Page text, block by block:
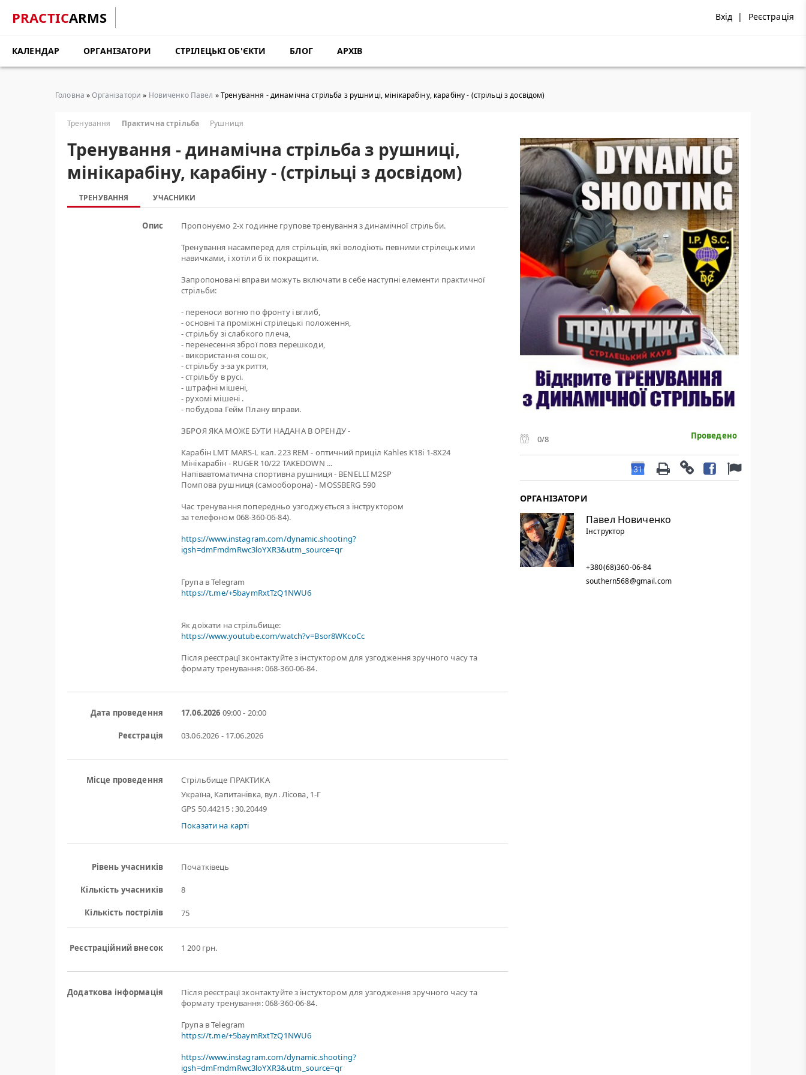
PRACTICARMS Вхід | Реєстрація
КАЛЕНДАР ОРГАНІЗАТОРИ СТРІЛЕЦЬКІ ОБ'ЄКТИ БЛОГ АРХІВ
Головна »Організатори » Новиченко Павел » Тренування - динамічна стрільба з рушниці, мінікарабіну, карабіну - (стрільці з досвідом)
Тренування Практична стрільба Рушниця
Тренування - динамічна стрільба з рушниці,
мінікарабіну, карабіну - (стрільці з досвідом)
ТРЕНУВАННЯ УЧАСНИКИ
Опис
Пропонуємо 2-х годинне групове тренування з динамічної стрільби.
Тренування насамперед для стрільців, які володіють певними стрілецькими
навичками, і хотіли б їх покращити.
Запропоновані вправи можуть включати в себе наступні елементи практичної
стрільби:
- переноси вогню по фронту і вглиб,
- основні та проміжні стрілецькі положення,
- стрільбу зі слабкого плеча,
- перенесення зброї повз перешкоди,
- використання сошок,
- стрільбу з-за укриття,
- стрільбу в русі.
- штрафні мішені,
- рухомі мішені .
- побудова Гейм Плану вправи.
ЗБРОЯ ЯКА МОЖЕ БУТИ НАДАНА В ОРЕНДУ -
Карабін LMT MARS-L кал. 223 REM - оптичний приціл Kahles K18i 1-8X24
Мінікарабін - RUGER 10/22 TAKEDOWN ...
Напівавтоматична спортивна рушниця - BENELLI M2SP
Помпова рушниця (самооборона) - MOSSBERG 590
Час тренування попередньо узгоджується з інструктором
за телефоном 068-360-06-84).
https://www.instagram.com/dynamic.shooting?
igsh=dmFmdmRwc3loYXR3&utm_source=qr
Група в Telegram
https://t.me/+5baymRxtTzQ1NWU6
Як доїхати на стрільбище:
https://www.youtube.com/watch?v=Bsor8WKcoCc
Після реєстрацї зконтактуйте з інстуктором для узгодження зручного часу та
формату тренування: 068-360-06-84.
Дата проведення 17.06.2026 09:00 - 20:00
Реєстрація 03.06.2026 - 17.06.2026
Місце проведення
Стрільбище ПРАКТИКА
Україна, Капитанівка, вул. Лісова, 1-Г
GPS 50.44215 : 30.20449
Показати на карті
Рівень учасників Початківець
Кількість учасників 8
Кількість пострілів 75
Реєстраційний внесок 1 200 грн.
Додаткова інформація
Після реєстрацї зконтактуйте з інстуктором для узгодження зручного часу та
формату тренування: 068-360-06-84.
Група в Telegram
https://t.me/+5baymRxtTzQ1NWU6
https://www.instagram.com/dynamic.shooting?
igsh=dmFmdmRwc3loYXR3&utm_source=qr
0/8 Проведено
ОРГАНІЗАТОРИ
Павел Новиченко
Інструктор
+380(68)360-06-84
southern568@gmail.com